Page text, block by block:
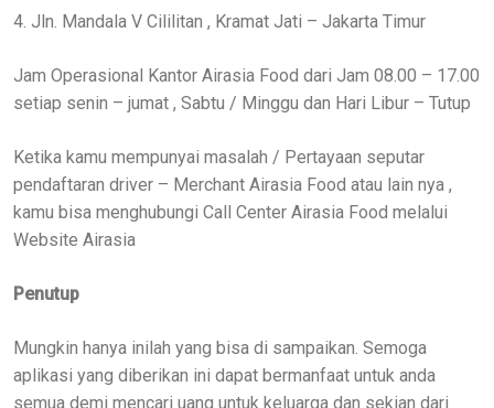
4. Jln. Mandala V Cililitan , Kramat Jati – Jakarta Timur
Jam Operasional Kantor Airasia Food dari Jam 08.00 – 17.00
setiap senin – jumat , Sabtu / Minggu dan Hari Libur – Tutup
Ketika kamu mempunyai masalah / Pertayaan seputar
pendaftaran driver – Merchant Airasia Food atau lain nya ,
kamu bisa menghubungi Call Center Airasia Food melalui
Website Airasia
Penutup
Mungkin hanya inilah yang bisa di sampaikan. Semoga
aplikasi yang diberikan ini dapat bermanfaat untuk anda
semua demi mencari uang untuk keluarga dan sekian dari